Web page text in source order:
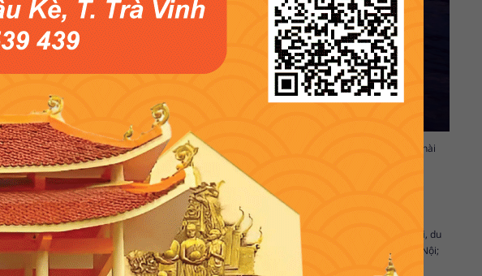
phố cổ Hạ Long; Công viên Sun World; Bán đảo Tuần Châu; Bảo tàng Quảng Ninh; Làng chài
là những món ngon nên thử khi du lịch Hạ Long.
lịch bao đời, Hà Nội là điểm đến hấp dẫn với du khách mọi miền tổ quốc. Du lịch Hà Nội, du
tứ Trấn Thăng Long; chùa Trấn Quốc; phủ Tây Hồ; Văn Miếu Quốc Tử Giám; Phố cổ Hà Nội;